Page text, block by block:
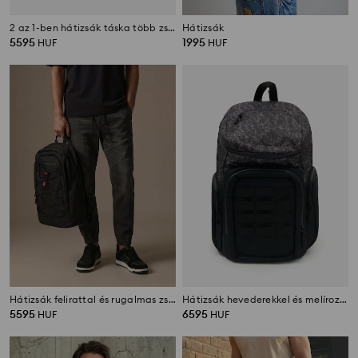
2 az 1-ben hátizsák táska több zsebbel
5595 HUF
Hátizsák
1995 HUF
Hátizsák felirattal és rugalmas zsinórokkal
5595 HUF
Hátizsák hevederekkel és melírozott mintával
6595 HUF